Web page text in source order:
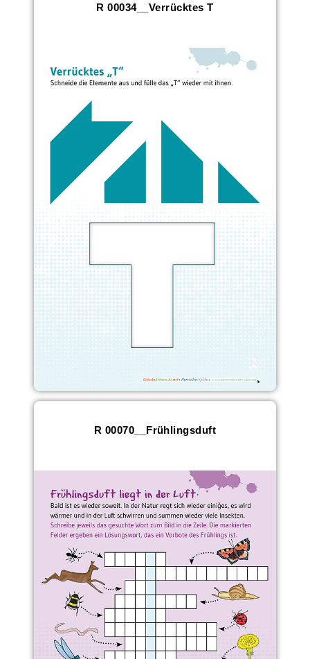
R 00034__Verrücktes T
R 00070__Frühlingsduft